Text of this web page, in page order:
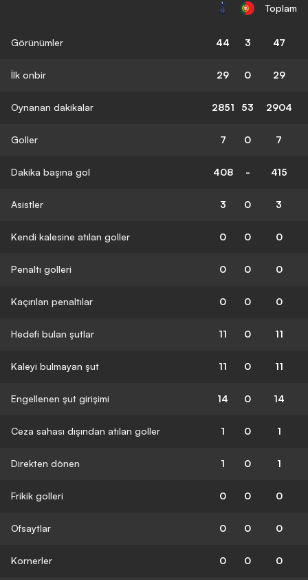
Toplam
Görünümler 44 3 47
İlk onbir 29 0 29
Oynanan dakikalar 2851 53 2904
Goller 7 0 7
Dakika başına gol 408 - 415
Asistler 3 0 3
Kendi kalesine atılan goller 0 0 0
Penaltı golleri 0 0 0
Kaçırılan penaltılar 0 0 0
Hedefi bulan şutlar 11 0 11
Kaleyi bulmayan şut 11 0 11
Engellenen şut girişimi 14 0 14
Ceza sahası dışından atılan goller 1 0 1
Direkten dönen 1 0 1
Frikik golleri 0 0 0
Ofsaytlar 0 0 0
Kornerler 0 0 0